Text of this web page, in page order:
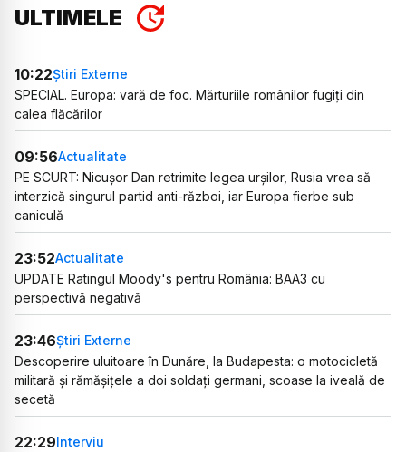
ULTIMELE
10:22Știri Externe
SPECIAL. Europa: vară de foc. Mărturiile românilor fugiți din
calea flăcărilor
09:56Actualitate
PE SCURT: Nicușor Dan retrimite legea urșilor, Rusia vrea să
interzică singurul partid anti-război, iar Europa fierbe sub
caniculă
23:52Actualitate
UPDATE Ratingul Moody's pentru România: BAA3 cu
perspectivă negativă
23:46Știri Externe
Descoperire uluitoare în Dunăre, la Budapesta: o motocicletă
militară și rămășițele a doi soldați germani, scoase la iveală de
secetă
22:29Interviu